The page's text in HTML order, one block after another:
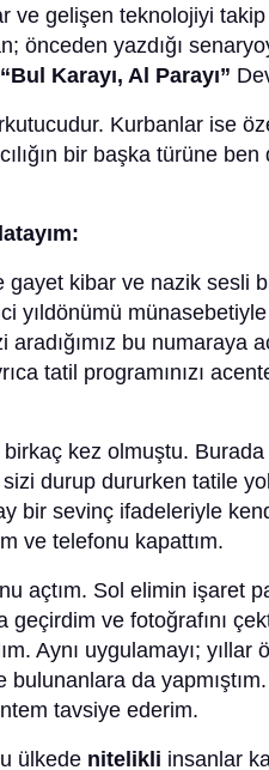
ve gelişen teknolojiyi
önceden yazdığı
“Bul Karayı, Al Parayı”
Kurbanlar ise
bir başka türüne
gayet kibar ve nazik sesli
yıldönümü
bu numaraya
tatil programınızı
kez olmuştu.
durup dururken tatile
bir sevinç ifadeleriyle
ve telefonu kapattım.
açtım. Sol elimin işaret
geçirdim ve fotoğrafını
Aynı uygulamayı; yıllar
bulunanlara da
tavsiye ederim.
ülkede nitelikli insanlar